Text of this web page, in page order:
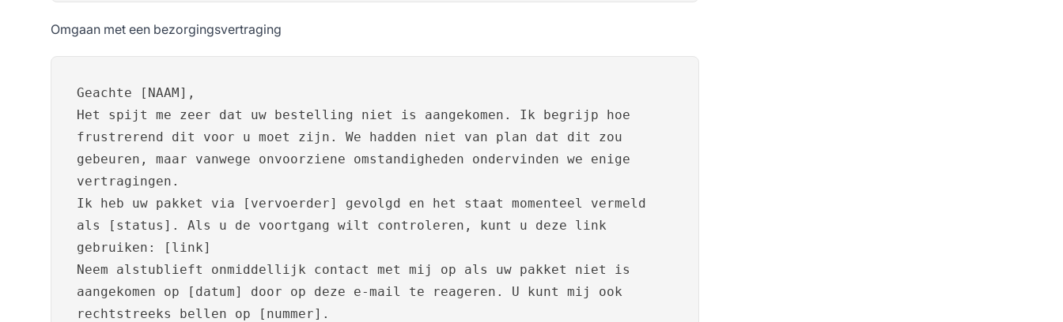
Omgaan met een bezorgingsvertraging
Geachte [NAAM],
Het spijt me zeer dat uw bestelling niet is aangekomen. Ik begrijp hoe
frustrerend dit voor u moet zijn. We hadden niet van plan dat dit zou
gebeuren, maar vanwege onvoorziene omstandigheden ondervinden we enige
vertragingen.
Ik heb uw pakket via [vervoerder] gevolgd en het staat momenteel vermeld
als [status]. Als u de voortgang wilt controleren, kunt u deze link
gebruiken: [link]
Neem alstublieft onmiddellijk contact met mij op als uw pakket niet is
aangekomen op [datum] door op deze e-mail te reageren. U kunt mij ook
rechtstreeks bellen op [nummer].